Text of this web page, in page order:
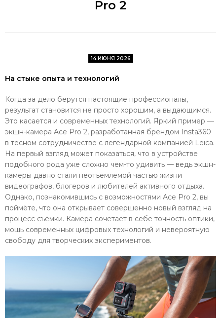
Pro 2
14 ИЮНЯ 2026
На стыке опыта и технологий
Когда за дело берутся настоящие профессионалы,
результат становится не просто хорошим, а выдающимся.
Это касается и современных технологий. Яркий пример —
экшн-камера Ace Pro 2, разработанная брендом Insta360
в тесном сотрудничестве с легендарной компанией Leica.
На первый взгляд может показаться, что в устройстве
подобного рода уже сложно чем-то удивить — ведь экшн-
камеры давно стали неотъемлемой частью жизни
видеографов, блогеров и любителей активного отдыха.
Однако, познакомившись с возможностями Ace Pro 2, вы
поймёте, что она открывает совершенно новый взгляд на
процесс съёмки. Камера сочетает в себе точность оптики,
мощь современных цифровых технологий и невероятную
свободу для творческих экспериментов.